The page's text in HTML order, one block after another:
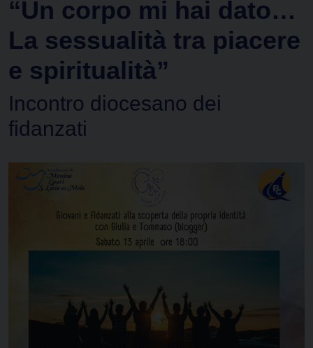
“Un corpo mi hai dato…
La sessualità tra piacere
e spiritualità”
Incontro diocesano dei
fidanzati